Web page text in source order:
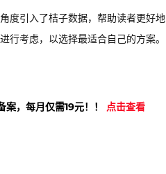
度引入了桔子数据，帮助读者更好地
考虑，以选择最适合自己的方案。
，每月仅需19元！！ 点击查看